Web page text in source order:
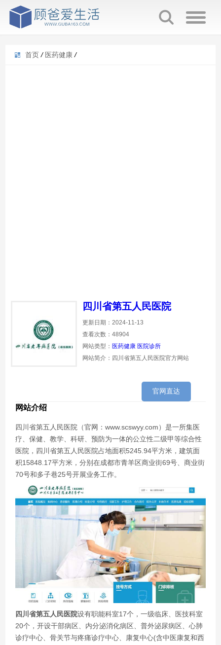
首页 / 医药健康 /
四川省第五人民医院
更新日期：2024-11-13
查看次数：48904
网站类型： 医药健康 医院诊所
网站简介：四川省第五人民医院官方网站
官网直达
网站介绍
四川省第五人民医院（官网：www.scswyy.com）是一所集医
疗、保健、教学、科研、预防为一体的公立性二级甲等综合性
医院，四川省第五人民医院占地面积5245.94平方米，建筑面
积15848.17平方米，分别在成都市青羊区商业街69号、商业街
70号和多子巷25号开展业务工作。
四川省第五人民医院设有职能科室17个，一级临床、医技科室
20个，开设干部病区、内分泌消化病区、普外泌尿病区、心肺
诊疗中心、骨关节与疼痛诊疗中心、康复中心(含中医康复和西